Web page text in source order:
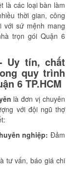
là các loại bàn làm
thời gian, công
với sứ mệnh mang
trọn gói Quận 6
Uy tín, chất
quy trình
6 TP.HCM
là đơn vị chuyên
với đội ngũ thợ
nghiệp: Đảm
tư vấn, báo giá chi